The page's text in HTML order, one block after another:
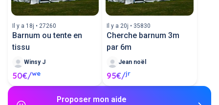
Il y a 18j • 27260
Barnum ou tente en
tissu
Winsy J
50€/we
Il y a 20j • 35830
Cherche barnum 3m
par 6m
Jean noël
95€/jr
Proposer mon aide